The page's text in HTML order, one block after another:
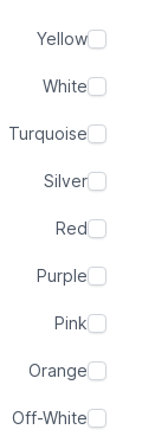
Yellow
White
Turquoise
Silver
Red
Purple
Pink
Orange
Off-White